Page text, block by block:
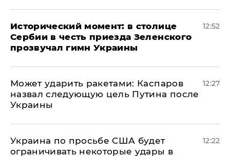
Исторический момент: в столице
Сербии в честь приезда Зеленского
прозвучал гимн Украины
12:52
Может ударить ракетами: Каспаров
назвал следующую цель Путина после
Украины
12:27
Украина по просьбе США будет
ограничивать некоторые удары в
12:22